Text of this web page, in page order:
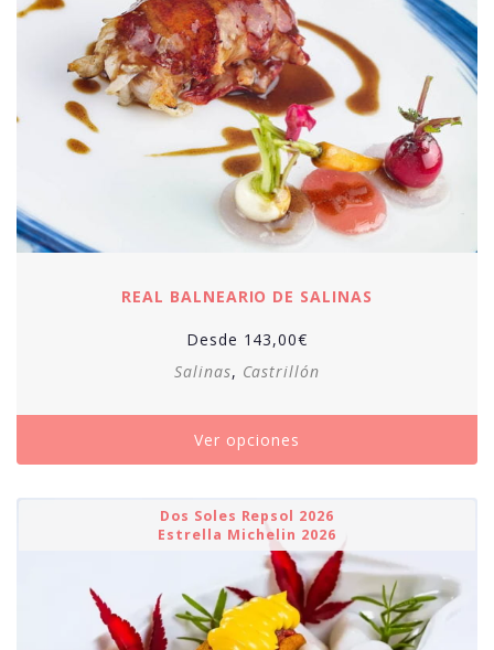
REAL BALNEARIO DE SALINAS
Desde 143,00€
Salinas, Castrillón
Ver opciones
Dos Soles Repsol 2026
Estrella Michelin 2026